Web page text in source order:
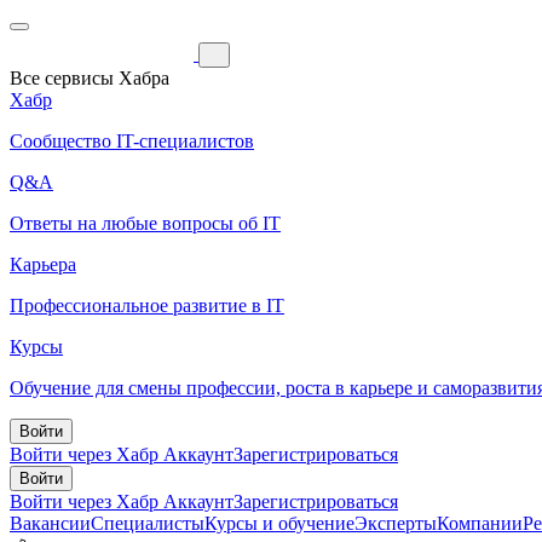
Все сервисы Хабра
Хабр
Сообщество IT-специалистов
Q&A
Ответы на любые вопросы об IT
Карьера
Профессиональное развитие в IT
Курсы
Обучение для смены профессии, роста в карьере и
Войти
Войти через Хабр АккаунтЗарегистрироваться
Войти
Войти через Хабр АккаунтЗарегистрироваться
ВакансииСпециалистыКурсы и обучениеЭкспертыКомпании